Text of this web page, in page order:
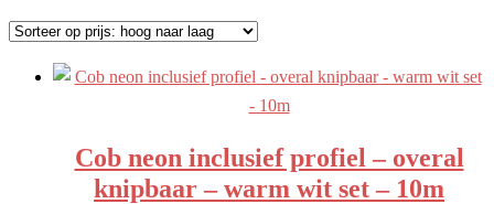
prijs:
hoog
Cob neon inclusief profiel – overal
knipbaar – warm wit set – 10m